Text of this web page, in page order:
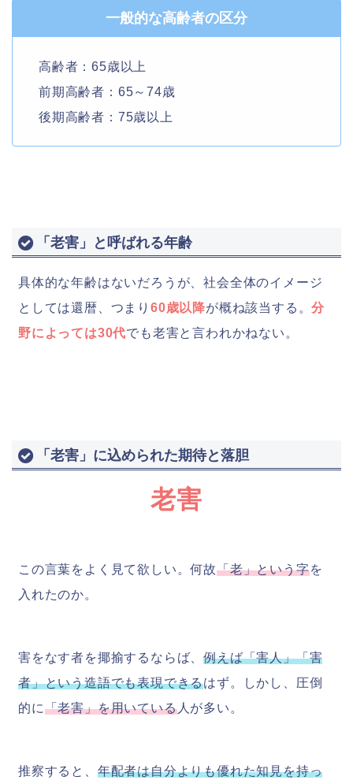
一般的な高齢者の区分
高齢者：65歳以上
前期高齢者：65～74歳
後期高齢者：75歳以上
「老害」と呼ばれる年齢
具体的な年齢はないだろうが、社会全体のイメージ
としては還暦、つまり 60歳以降が概ね該当する。分
野によっては30代でも老害と言われかねない。
「老害」に込められた期待と落胆
老害
この言葉をよく見て欲しい。何故「老」という字を
入れたのか。
害をなす者を揶揄するならば、例えば「害人」「害
者」という造語でも表現できるはず。しかし、圧倒
的に「老害」を用いている人が多い。
推察すると、 年配者は自分よりも優れた知見を持っ